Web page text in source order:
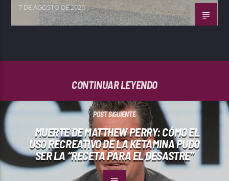
7 DE AGOSTO DE 2026
CONTINUAR LEYENDO
POST SIGUIENTE
MUERTE DE MATTHEW PERRY: CÓMO EL
USO RECREATIVO DE LA KETAMINA PUDO
SER LA “RECETA PARA EL DESASTRE”